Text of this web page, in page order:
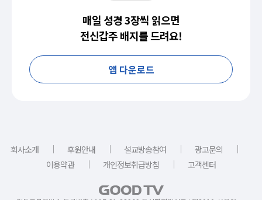
매일 성경 3장씩 읽으면
전신갑주 배지를 드려요!
앱 다운로드
회사소개 ｜ 후원안내 ｜ 설교방송참여 ｜ 광고문의
｜
이용약관
｜ 개인정보취급방침 ｜ 고객센터